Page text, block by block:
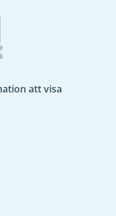
att visa